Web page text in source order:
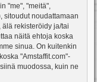
"me", "meitä",
sitoudut noudattamaan
rekisteröidy ja/tai
näitä ehtoja koska
sinua. On kuitenkin
"Amstaffit.com"-
muodossa, kuin ne